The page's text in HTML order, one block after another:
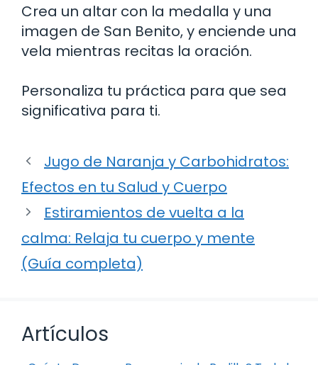
Crea un altar con la medalla y una
imagen de San Benito, y enciende una
vela mientras recitas la oración.
Personaliza tu práctica para que sea
significativa para ti.
Jugo de Naranja y Carbohidratos:
Efectos en tu Salud y Cuerpo
Estiramientos de vuelta a la
calma: Relaja tu cuerpo y mente
(Guía completa)
Artículos